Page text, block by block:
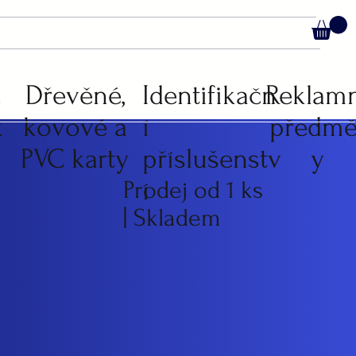
Dřevěné,
kovové a
PVC karty
Identifikačn
í
příslušenstv
í
y
Prodej od 1 ks
| Skladem